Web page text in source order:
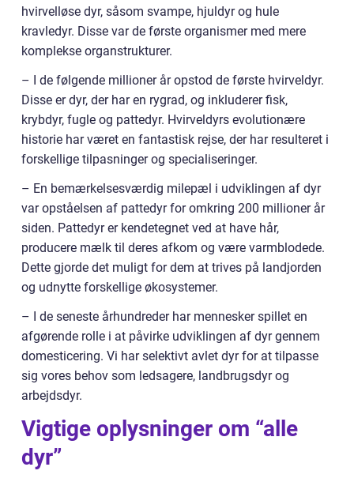
hvirvelløse dyr, såsom svampe, hjuldyr og hule
kravledyr. Disse var de første organismer med mere
komplekse organstrukturer.
– I de følgende millioner år opstod de første hvirveldyr.
Disse er dyr, der har en rygrad, og inkluderer fisk,
krybdyr, fugle og pattedyr. Hvirveldyrs evolutionære
historie har været en fantastisk rejse, der har resulteret i
forskellige tilpasninger og specialiseringer.
– En bemærkelsesværdig milepæl i udviklingen af dyr
var opståelsen af pattedyr for omkring 200 millioner år
siden. Pattedyr er kendetegnet ved at have hår,
producere mælk til deres afkom og være varmblodede.
Dette gjorde det muligt for dem at trives på landjorden
og udnytte forskellige økosystemer.
– I de seneste århundreder har mennesker spillet en
afgørende rolle i at påvirke udviklingen af dyr gennem
domesticering. Vi har selektivt avlet dyr for at tilpasse
sig vores behov som ledsagere, landbrugsdyr og
arbejdsdyr.
Vigtige oplysninger om “alle
dyr”